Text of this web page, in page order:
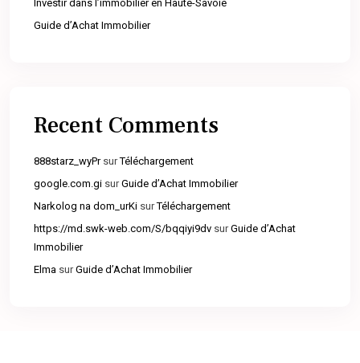
Investir dans l’immobilier en Haute-Savoie
Guide d’Achat Immobilier
Recent Comments
888starz_wyPrsurTéléchargement
google.com.gi surGuide d’Achat Immobilier
Narkolog na dom_urKi surTéléchargement
https://md.swk-web.com/S/bqqiyi9dv surGuide d’Achat
Immobilier
Elma surGuide d’Achat Immobilier